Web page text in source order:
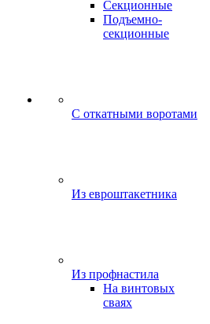
Секционные
Подъемно-
секционные
C откатными воротами
Из евроштакетника
Из профнастила
На винтовых
сваях